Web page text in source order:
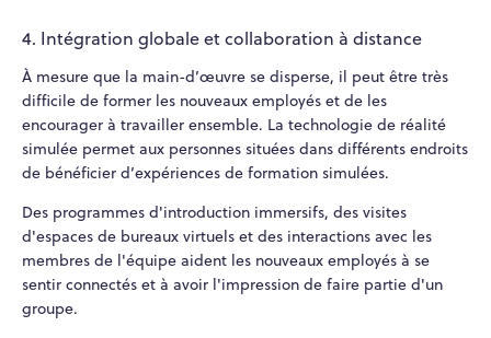
4. Intégration globale et collaboration à distance
À mesure que la main-d’œuvre se disperse, il peut être très
difficile de former les nouveaux employés et de les
encourager à travailler ensemble. La technologie de réalité
simulée permet aux personnes situées dans différents endroits
de bénéficier d’expériences de formation simulées.
Des programmes d'introduction immersifs, des visites
d'espaces de bureaux virtuels et des interactions avec les
membres de l'équipe aident les nouveaux employés à se
sentir connectés et à avoir l'impression de faire partie d'un
groupe.